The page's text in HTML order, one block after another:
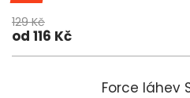
129 Kč
od 116 Kč
Force láhev